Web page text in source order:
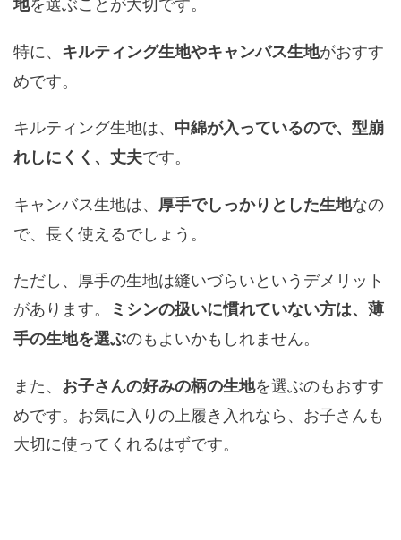
特に、 キルティング生地やキャンバス生地がおすす
めです。
キルティング生地は、 中綿が入っているので、型崩
れしにくく、丈夫です。
キャンバス生地は、 厚手でしっかりとした生地なの
で、長く使えるでしょう。
ただし、厚手の生地は縫いづらいというデメリット
があります。
ミシンの扱いに慣れていない方は、薄
手の生地を選ぶのもよいかもしれません。
また、 お子さんの好みの柄の生地を選ぶのもおすす
めです。お気に入りの上履き入れなら、お子さんも
大切に使ってくれるはずです。